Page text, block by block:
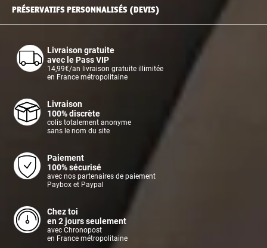
PRÉSERVATIFS PERSONNALISÉS (DEVIS)
Livraison gratuite
avec le Pass VIP
14,99€/an livraison gratuite illimitée
en France métropolitaine
Livraison
100% discrète
colis totalement anonyme
sans le nom du site
Paiement
100% sécurisé
avec nos partenaires de paiement
Paybox et Paypal
Chez toi
en 2 jours seulement
avec Chronopost
en France métropolitaine